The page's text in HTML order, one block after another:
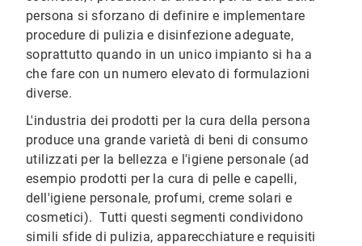
persona si sforzano di definire e implementare
procedure di pulizia e disinfezione adeguate,
soprattutto quando in un unico impianto si ha a
che fare con un numero elevato di formulazioni
diverse.
L'industria dei prodotti per la cura della persona
produce una grande varietà di beni di consumo
utilizzati per la bellezza e l'igiene personale (ad
esempio prodotti per la cura di pelle e capelli,
dell'igiene personale, profumi, creme solari e
cosmetici). Tutti questi segmenti condividono
simili sfide di pulizia, apparecchiature e requisiti